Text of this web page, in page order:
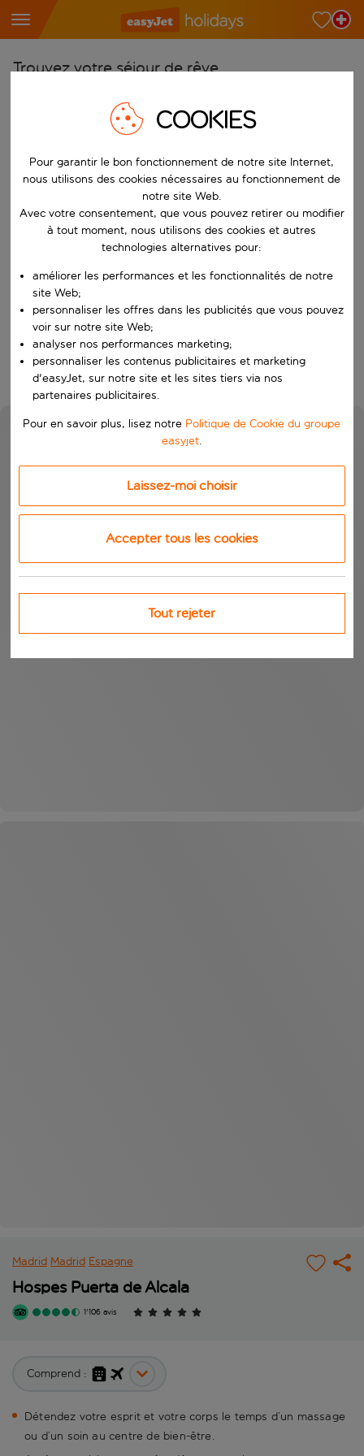
Trouvez votre séjour de rêve
Choisissez votre aéroport
Commencez à taper pour la saisie automatique. Lorsque les
Choisissez votre destination
Vers
Choisissez vos dates
Quand
Qui
Rechercher
Madrid Madrid Espagne
Hospes Puerta de Alcala
1'106 avis
Comprend :
Détendez votre esprit et votre corps le temps d’un massage
ou d’un soin au centre de bien-être.
COOKIES
Pour garantir le bon fonctionnement de notre site Internet,
nous utilisons des cookies nécessaires au fonctionnement de
notre site Web.
Avec votre consentement, que vous pouvez retirer ou modifier
à tout moment, nous utilisons des cookies et autres
technologies alternatives pour:
améliorer les performances et les fonctionnalités de notre
site Web;
personnaliser les offres dans les publicités que vous pouvez
voir sur notre site Web;
analyser nos performances marketing;
personnaliser les contenus publicitaires et marketing
d'easyJet, sur notre site et les sites tiers via nos
partenaires publicitaires.
Pour en savoir plus, lisez notre Politique de Cookie du groupe
easyjet.
Laissez-moi choisir
Accepter tous les cookies
Tout rejeter